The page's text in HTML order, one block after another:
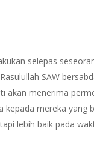
selepas
SAW
akan menerima
kepada mereka
lebih baik pada